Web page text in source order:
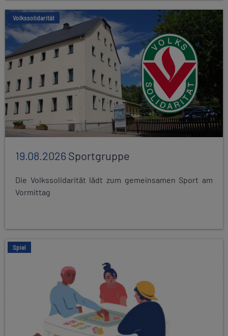
Volkssolidarität
19.08.2026Sportgruppe
Die Volkssolidarität lädt zum gemeinsamen Sport am
Vormittag
Spiel